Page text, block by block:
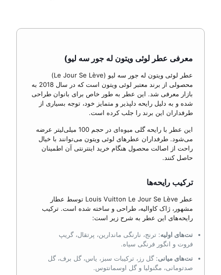
معرفی عطر لوئی ویتون له جور سه لیو)
عطر لوئی ویتون له جور سه لیو (Le Jour Se Lève)
محصولی از برند معتبر لوئی ویتون است که در سال 2018 به
بازار معرفی شد. این عطر به طور خاص برای بانوان طراحی
شده و به دلیل رایحه دلپذیر و متمایز خود، توجه بسیاری از
طرفداران این برند را جلب کرده است.
این عطر با رایحه گلی میوه‌ای در حجم 100 میلی‌لیتر عرضه
می‌شود. طرفداران عطرهای لوئی ویتون می‌توانند با خیال
راحت از اصالت محصول هنگام خرید اینترنتی آن اطمینان
حاصل کنند.
ترکیب رایحه‌ها
عطر Louis Vuitton Le Jour Se Lève توسط عطار
مشهور، ژاک کاوالیه، طراحی و ساخته شده است. ترکیب
رایحه‌های این عطر به شرح زیر است:
نت‌های اولیه: ترنج، نارنگی ماندارین، پرتقال، گریپ
فروت و انگور فرنگی سیاه.
نت‌های میانی: گل رز، ترکیبات سبز، یاس، گل برف، گل
صدتومانی، مگنولیا و گل اوسمانتوس.